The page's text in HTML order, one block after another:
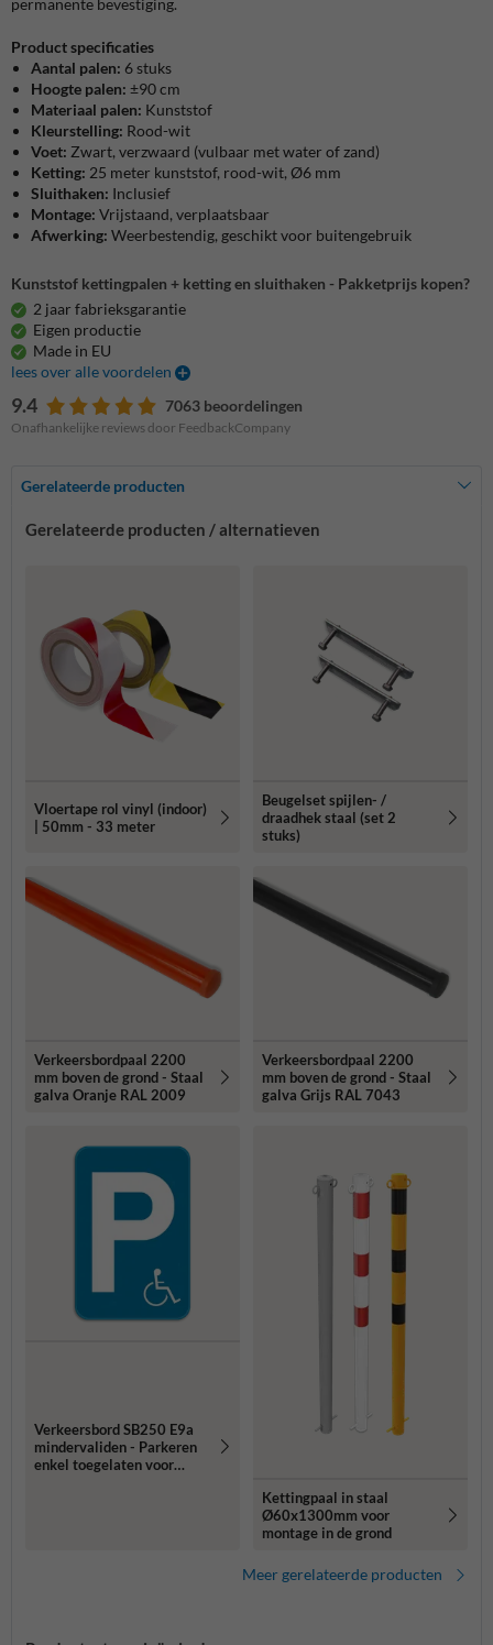
permanente bevestiging.
Product specificaties
Aantal palen: 6 stuks
Hoogte palen: ±90 cm
Materiaal palen: Kunststof
Kleurstelling: Rood-wit
Voet: Zwart, verzwaard (vulbaar met water of zand)
Ketting: 25 meter kunststof, rood-wit, Ø6 mm
Sluithaken: Inclusief
Montage: Vrijstaand, verplaatsbaar
Afwerking: Weerbestendig, geschikt voor buitengebruik
Kunststof kettingpalen + ketting en sluithaken - Pakketprijs kopen?
2 jaar fabrieksgarantie
Eigen productie
Made in EU
lees over alle voordelen
9.4 7063 beoordelingen
Onafhankelijke reviews door FeedbackCompany
Gerelateerde producten
Gerelateerde producten / alternatieven
Vloertape rol vinyl (indoor)
| 50mm - 33 meter
Beugelset spijlen- /
draadhek staal (set 2
stuks)
Verkeersbordpaal 2200
mm boven de grond - Staal
galva Oranje RAL 2009
Verkeersbordpaal 2200
mm boven de grond - Staal
galva Grijs RAL 7043
Verkeersbord SB250 E9a
mindervaliden - Parkeren
enkel toegelaten voor
Kettingpaal in staal
Ø60x1300mm voor
montage in de grond
Meer gerelateerde producten